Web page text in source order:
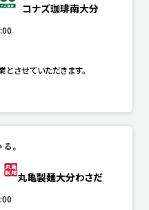
コナズ珈琲南大分
させていただきます。
丸亀製麺大分わさだ